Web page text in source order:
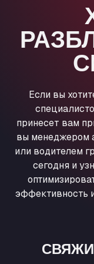
Anglia Motel
Washway
Anpol Sp. z
Ul. Torunska
Aqua Ariva
Aral Autohof
ARAL
Oppelner Str. 1,
ARAL
Nellinger
ARAL
Obernburger
Если вы
принесет вам
вы менеджером
или водителем
сегодня и
эффективность